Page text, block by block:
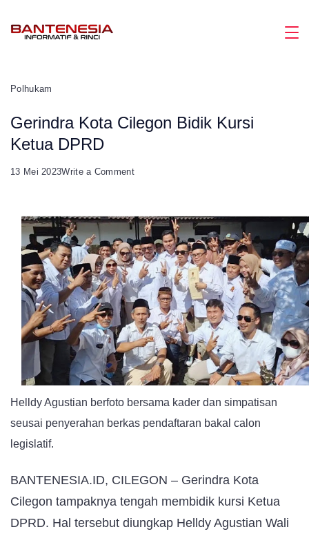
Polhukam
Gerindra Kota Cilegon Bidik Kursi
Ketua DPRD
13 Mei 2023Write a Commenton
Cilegon
Bidik
Kursi
Ketua
DPRD
Helldy Agustian berfoto bersama kader dan simpatisan
seusai penyerahan berkas pendaftaran bakal calon
legislatif.
BANTENESIA.ID, CILEGON – Gerindra Kota
Cilegon tampaknya tengah membidik kursi Ketua
DPRD. Hal tersebut diungkap Helldy Agustian Wali